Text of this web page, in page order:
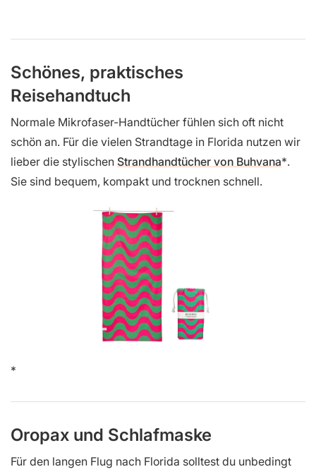
Schönes, praktisches
Reisehandtuch
Normale Mikrofaser-Handtücher fühlen sich oft nicht
schön an. Für die vielen Strandtage in Florida nutzen wir
lieber die stylischen Strandhandtücher von Buhvana .
Sie sind bequem, kompakt und trocknen schnell.
Oropax und Schlafmaske
Für den langen Flug nach Florida solltest du unbedingt